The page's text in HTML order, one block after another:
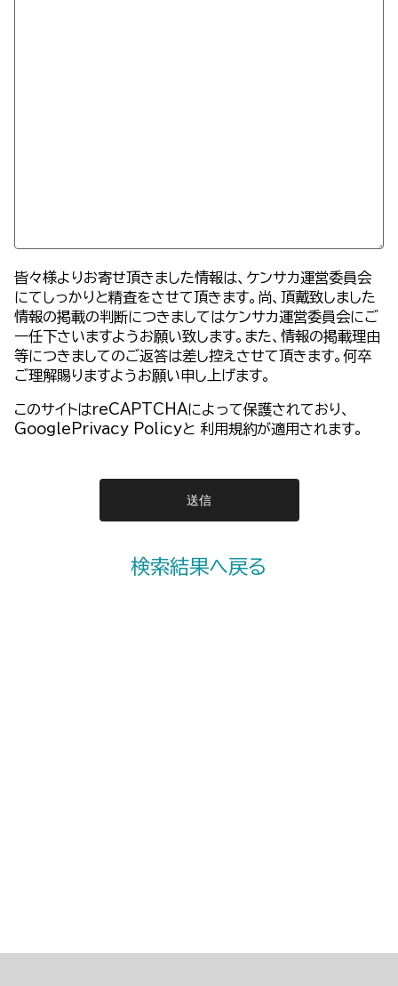
皆々様よりお寄せ頂きました情報は、ケンサカ運営委員会
にてしっかりと精査をさせて頂きます。尚、頂戴致しました
情報の掲載の判断につきましてはケンサカ運営委員会にご
一任下さいますようお願い致します。また、情報の掲載理由
等につきましてのご返答は差し控えさせて頂きます。何卒
ご理解賜りますようお願い申し上げます。
このサイトはreCAPTCHAによって保護されており、
GooglePrivacy Policyと 利用規約が適用されます。
検索結果へ戻る